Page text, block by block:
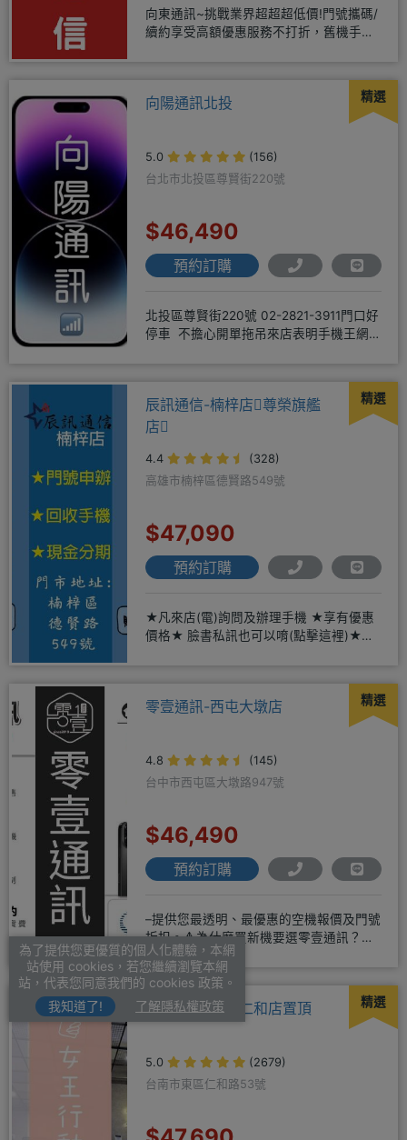
向東通訊~挑戰業界超超超低價!門號攜碼/
續約享受高額優惠服務不打折，舊機手機
精選
向陽通訊北投
5.0
(156)
台北市北投區尊賢街220號
$46,490
預約訂購
北投區尊賢街220號 02-2821-3911門口好
停車 不擔心開單拖吊來店表明手機王網
精選
辰訊通信-楠梓店尊榮旗艦
店
4.4
(328)
高雄市楠梓區德賢路549號
$47,090
預約訂購
★凡來店(電)詢問及辦理手機 ★享有優惠
價格★ 臉書私訊也可以唷(點擊這裡)★免
精選
零壹通訊-西屯大墩店
4.8
(145)
台中市西屯區大墩路947號
$46,490
預約訂購
–提供您最透明、最優惠的空機報價及門號
折扣。🔺為什麼買新機要選零壹通訊？
◎APPLE授權經銷商、SAM
精選
女王行動通訊-仁和店置頂
5.0
(2679)
台南市東區仁和路53號
為了提供您更優質的個人化體驗，本網
站使用 cookies，若您繼續瀏覽本網
站，代表您同意我們的 cookies 政策。
我知道了!
了解隱私權政策